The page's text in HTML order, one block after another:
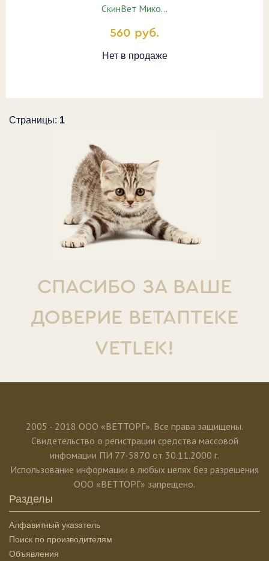
СкинВет Мико…
560 руб.
Нет в продаже
Страницы: 1
СПАСИБО ЗА ВАШЕ
ДОВЕРИЕ ВЕТАПТЕКЕ
VETLEK!
2005 - 2018 ООО «ВЕТТОРГ». Все права защищены.
Свидетельство о регистрации средства массовой
инфомации ПИ 77-5870 от 30.11.2000 г.
Использование информации в любых целях без разрешения
ООО «ВЕТТОРГ» запрещено.
Разделы
Алфавитный указатель
Поиск по производителям
Объявления